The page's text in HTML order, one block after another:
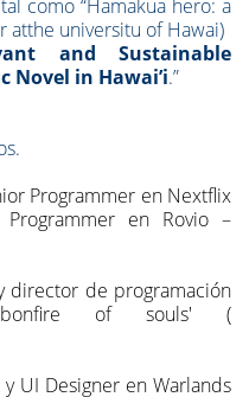
como “Hamakua hero: a
atthe universitu of Hawai)
and Sustainable
Novel in Hawai’i.”
Programmer en Nextflix
Programmer en Rovio –
director de programación
of souls' (
UI Designer en Warlands